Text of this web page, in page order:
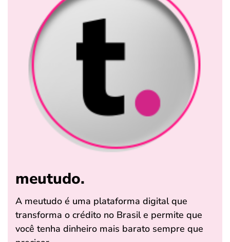
meutudo.
A meutudo é uma plataforma digital que
transforma o crédito no Brasil e permite que
você tenha dinheiro mais barato sempre que